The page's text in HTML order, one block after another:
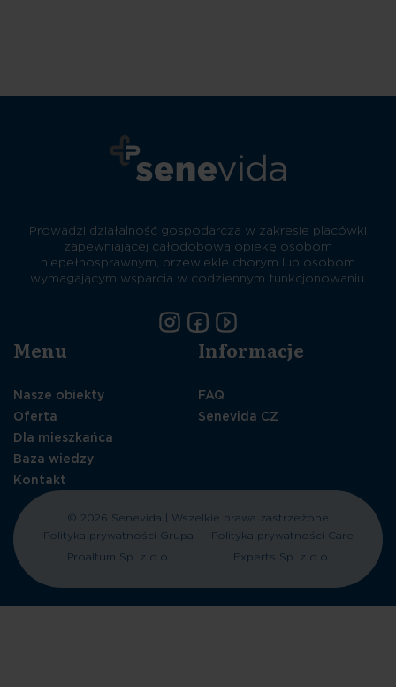
Prowadzi działalność gospodarczą w zakresie placówki
zapewniającej całodobową opiekę osobom
niepełnosprawnym, przewlekle chorym lub osobom
wymagającym wsparcia w codziennym funkcjonowaniu.
Menu
Nasze obiekty
Oferta
Dla mieszkańca
Baza wiedzy
Kontakt
Informacje
FAQ
Senevida CZ
© 2026 Senevida | Wszelkie prawa zastrzeżone
Polityka prywatności Grupa
Proaltum Sp. z o.o.
Polityka prywatności Care
Experts Sp. z o.o.